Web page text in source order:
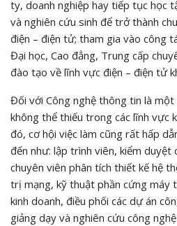
ty, doanh nghiệp hay tiếp tục học
và nghiên cứu sinh để trở thành
điện – điện tử; tham gia vào công
Đại học, Cao đẳng, Trung cấp
đào tạo về lĩnh vực điện – điện tử
Đối với Công nghệ thông tin là
không thể thiếu trong các lĩnh vực
đó, cơ hội việc làm cũng rất hấp
đến như: lập trình viên, kiểm duyệt
chuyên viên phân tích thiết kế hệ
trị mạng, kỹ thuật phần cứng máy
kinh doanh, điều phối các dự án
giảng dạy và nghiên cứu công